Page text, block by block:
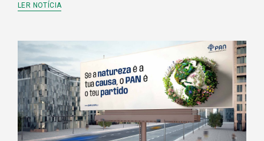
LER NOTÍCIA